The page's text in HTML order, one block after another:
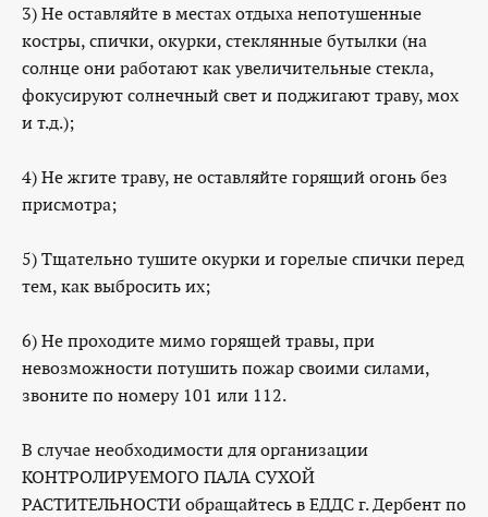
3) Не оставляйте в местах отдыха непотушенные
костры, спички, окурки, стеклянные бутылки (на
солнце они работают как увеличительные стекла,
фокусируют солнечный свет и поджигают траву, мох
и т.д.);
4) Не жгите траву, не оставляйте горящий огонь без
присмотра;
5) Тщательно тушите окурки и горелые спички перед
тем, как выбросить их;
6) Не проходите мимо горящей травы, при
невозможности потушить пожар своими силами,
звоните по номеру 101 или 112.
В случае необходимости для организации
КОНТРОЛИРУЕМОГО ПАЛА СУХОЙ
РАСТИТЕЛЬНОСТИ обращайтесь в ЕДДС г. Дербент по